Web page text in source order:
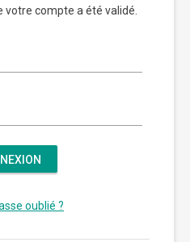
compte a été validé.
oublié ?